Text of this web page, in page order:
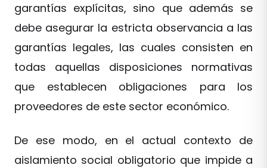
garantías explícitas, sino que además se
debe asegurar la estricta observancia a las
garantías legales, las cuales consisten en
todas aquellas disposiciones normativas
que establecen obligaciones para los
proveedores de este sector económico.
De ese modo, en el actual contexto de
aislamiento social obligatorio que impide a